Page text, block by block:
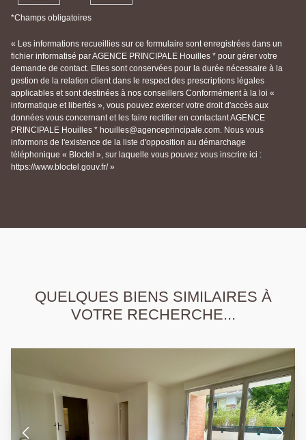
*Champs obligatoires
« Les informations recueillies sur ce formulaire sont enregistrées dans un
fichier informatisé par AGENCE PRINCIPALE Houilles * pour gérer votre
demande de contact. Elles sont conservées pour la durée nécessaire à la
gestion de la relation client dans le respect des prescriptions légales
applicables et sont destinées à nos conseillers Conformément à la loi «
informatique et libertés », vous pouvez exercer votre droit d'accès aux
données vous concernant et les faire rectifier en contactant AGENCE
PRINCIPALE Houilles * houilles@agenceprincipale.com. Nous vous
informons de l'existence de la liste d'opposition au démarchage
téléphonique « Bloctel », sur laquelle vous pouvez vous inscrire ici :
https://www.bloctel.gouv.fr/ »
QUELQUES BIENS SIMILAIRES À
VOTRE RECHERCHE...